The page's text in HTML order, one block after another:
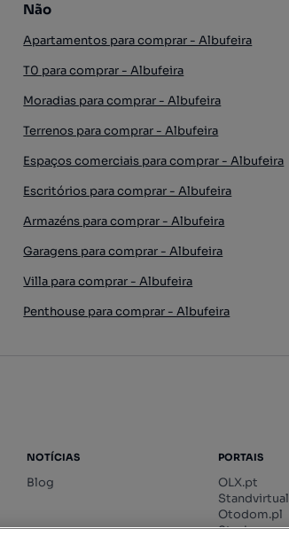
Não
Apartamentos para comprar - Albufeira
T0 para comprar - Albufeira
Moradias para comprar - Albufeira
Terrenos para comprar - Albufeira
Espaços comerciais para comprar - Albufeira
Escritórios para comprar - Albufeira
Armazéns para comprar - Albufeira
Garagens para comprar - Albufeira
Villa para comprar - Albufeira
Penthouse para comprar - Albufeira
NOTÍCIAS
Blog
PORTAIS
OLX.pt
Standvirtual
Otodom.pl
Storia.ro